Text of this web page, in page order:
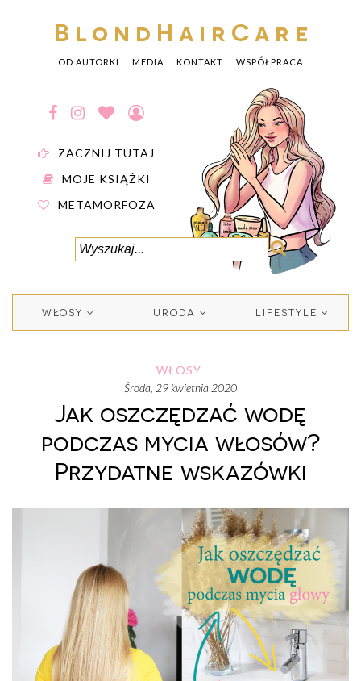
BlondHairCare
OD AUTORKI MEDIA KONTAKT WSPÓŁPRACA
ZACZNIJ TUTAJ
MOJE KSIĄŻKI
METAMORFOZA
WŁOSY URODA LIFESTYLE
WŁOSY
środa, 29 kwietnia 2020
Jak oszczędzać wodę
podczas mycia włosów?
Przydatne wskazówki